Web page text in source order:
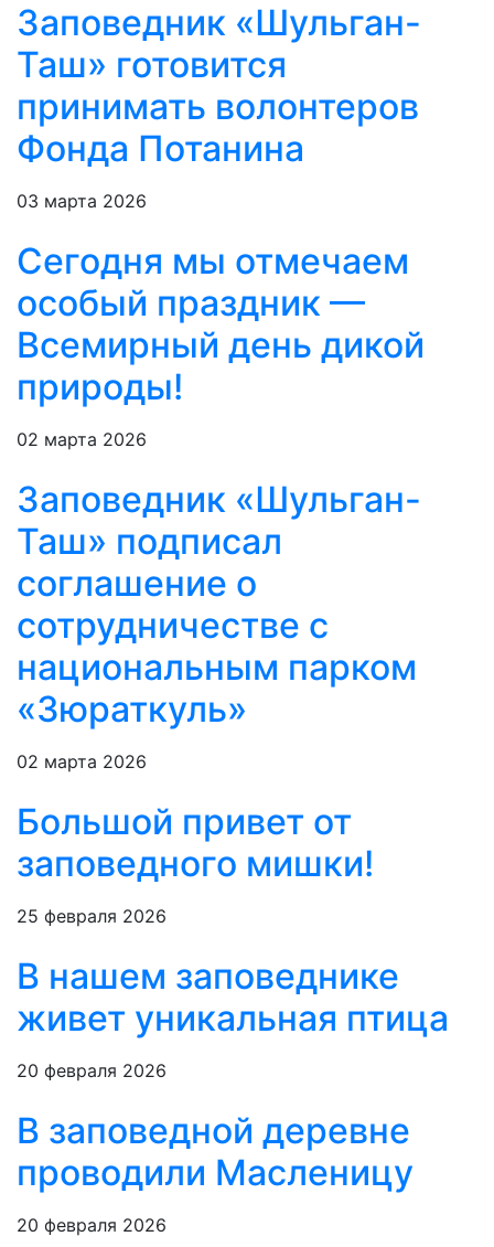
Заповедник «Шульган-
Таш» готовится
принимать волонтеров
Фонда Потанина
03 марта 2026
Сегодня мы отмечаем
особый праздник —
Всемирный день дикой
природы!
02 марта 2026
Заповедник «Шульган-
Таш» подписал
соглашение о
сотрудничестве с
национальным парком
«Зюраткуль»
02 марта 2026
Большой привет от
заповедного мишки!
25 февраля 2026
В нашем заповеднике
живет уникальная птица
20 февраля 2026
В заповедной деревне
проводили Масленицу
20 февраля 2026